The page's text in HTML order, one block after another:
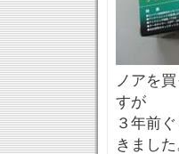
ノアを
すが
３年前
きました